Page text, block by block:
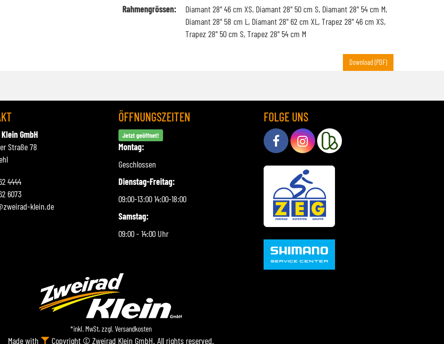
Rahmengrössen:
Diamant 28" 46 cm XS, Diamant 28" 50 cm S, Diamant 28" 54 cm M,
Diamant 28" 58 cm L, Diamant 28" 62 cm XL, Trapez 28" 46 cm XS,
Trapez 28" 50 cm S, Trapez 28" 54 cm M
Download (PDF)
GmbH
Straße 78
4444
6073
klein.de
ÖFFNUNGSZEITEN
Jetzt geöffnet!
Montag:
Geschlossen
Dienstag-Freitag:
09:00-13:00 14:00-18:00
Samstag:
09:00 - 14:00 Uhr
FOLGE UNS
*inkl. MwSt, zzgl.Versandkosten
Made with Copyright © Zweirad Klein GmbH. All rights reserved.